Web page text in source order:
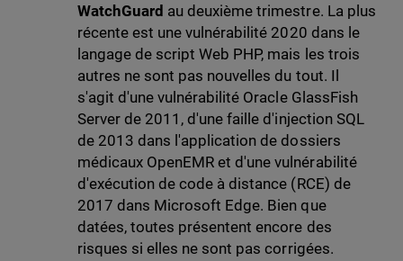
WatchGuard au deuxième trimestre. La plus
récente est une vulnérabilité 2020 dans le
langage de script Web PHP, mais les trois
autres ne sont pas nouvelles du tout. Il
s'agit d'une vulnérabilité Oracle GlassFish
Server de 2011, d'une faille d'injection SQL
de 2013 dans l'application de dossiers
médicaux OpenEMR et d'une vulnérabilité
d'exécution de code à distance (RCE) de
2017 dans Microsoft Edge. Bien que
datées, toutes présentent encore des
risques si elles ne sont pas corrigées.